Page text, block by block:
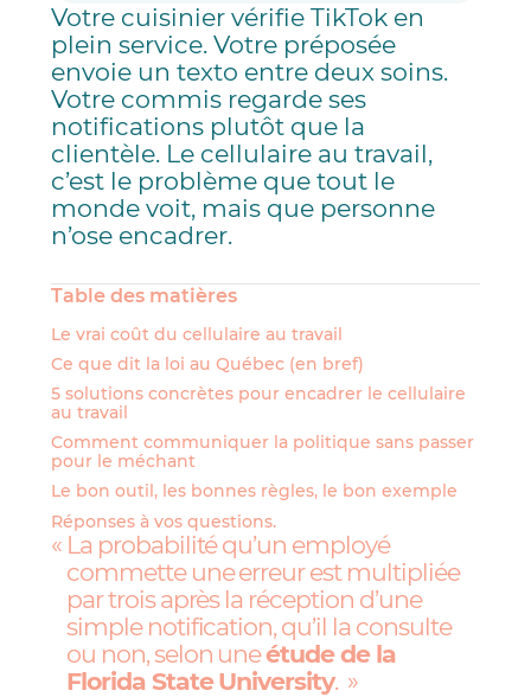
Votre cuisinier vérifie TikTok en
plein service. Votre préposée
envoie un texto entre deux soins.
Votre commis regarde ses
notifications plutôt que la
clientèle. Le cellulaire au travail,
c’est le problème que tout le
monde voit, mais que personne
n’ose encadrer.
Table des matières
Le vrai coût du cellulaire au travail
Ce que dit la loi au Québec (en bref)
5 solutions concrètes pour encadrer le cellulaire
au travail
Comment communiquer la politique sans passer
pour le méchant
Le bon outil, les bonnes règles, le bon exemple
Réponses à vos questions.
La probabilité qu’un employé
commette une erreur est multipliée
par trois après la réception d’une
simple notification, qu’il la consulte
ou non, selon uneétude de la
Florida State University.